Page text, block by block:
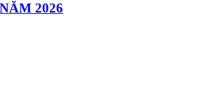
2026